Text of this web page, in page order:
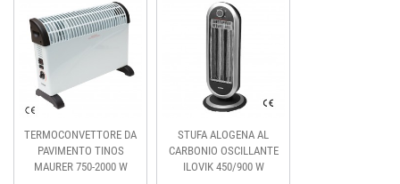
TERMOCONVETTORE DA
PAVIMENTO TINOS
MAURER 750-2000 W
STUFA ALOGENA AL
CARBONIO OSCILLANTE
ILOVIK 450/900 W